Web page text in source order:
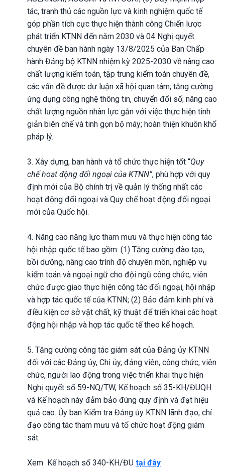
tác, tranh thủ các nguồn lực và kinh nghiệm quốc tế
góp phần tích cực thực hiện thành công Chiến lược
phát triển KTNN đến năm 2030 và 04 Nghị quyết
chuyên đề ban hành ngày 13/8/2025 của Ban Chấp
hành Đảng bộ KTNN nhiệm kỳ 2025-2030 về nâng cao
chất lượng kiểm toán, tập trung kiểm toán chuyên đề,
các vấn đề được dư luận xã hội quan tâm; tăng cường
ứng dụng công nghệ thông tin, chuyển đổi số; nâng cao
chất lượng nguồn nhân lực gắn với việc thực hiện tinh
giản biên chế và tinh gọn bộ máy; hoàn thiện khuôn khổ
pháp lý.
3. Xây dựng, ban hành và tổ chức thực hiện tốt “Quy
chếhoạt động đối ngoại của KTNN”, phù hợp với quy
định mới của Bộ chính trị về quản lý thống nhất các
hoạt động đối ngoại và Quy chế hoạt động đối ngoại
mới của Quốc hội.
4. Nâng cao năng lực tham mưu và thực hiện công tác
hội nhập quốc tế bao gồm: (1) Tăng cường đào tạo,
bồi dưỡng, nâng cao trình độ chuyên môn, nghiệp vụ
kiểm toán và ngoại ngữ cho đội ngũ công chức, viên
chức được giao thực hiện công tác đối ngoại, hội nhập
và hợp tác quốc tế của KTNN; (2) Bảo đảm kinh phí và
điều kiện cơ sở vật chất, kỹ thuật để triển khai các hoạt
động hội nhập và hợp tác quốc tế theo kế hoạch.
5. Tăng cường công tác giám sát của Đảng ủy KTNN
đối với các Đảng ủy, Chi ủy, đảng viên, công chức, viên
chức, người lao động trong việc triển khai thực hiện
Nghị quyết số 59-NQ/TW, Kế hoạch số 35-KH/ĐUQH
và Kế hoạch này đảm bảo đúng quy định và đạt hiệu
quả cao. Ủy ban Kiểm tra Đảng ủy KTNN lãnh đạo, chỉ
đạo công tác tham mưu và tổ chức hoạt động giám
sát.
Xem Kế hoạch số 340-KH/ĐU tại đây